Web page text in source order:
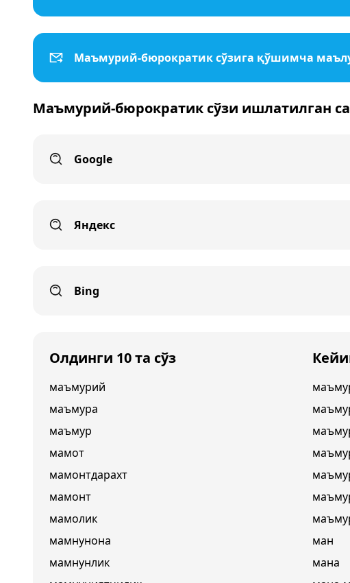
Маъмурий-бюрократик сўзига қўшимча
Маъмурий-бюрократик сўзи ишлатилган
Google
Яндекс
Bing
Олдинги 10 та сўз
маъмурий
маъмура
маъмур
мамот
мамонтдарахт
мамонт
мамолик
мамнунона
мамнунлик
ман
мана